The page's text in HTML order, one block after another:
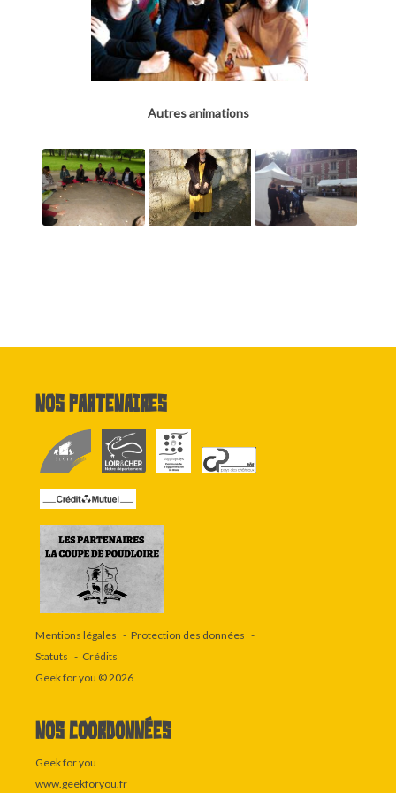
Autres animations
Nos partenaires
Mentions légales
Protection des données
Statuts
Crédits
Geek for you © 2026
Nos coordonnées
Geek for you
www.geekforyou.fr